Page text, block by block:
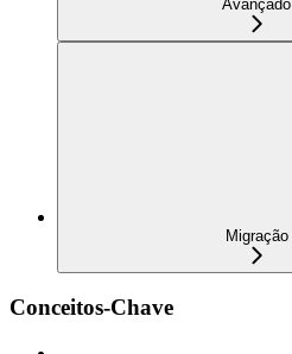
Avançado
Migração
Conceitos-Chave